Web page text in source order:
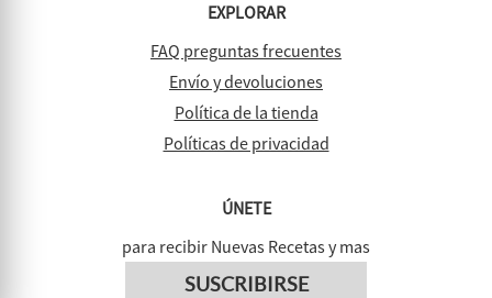
EXPLORAR
FAQ preguntas frecuentes
Envío y devoluciones
Política de la tienda
Políticas de privacidad
ÚNETE
para recibir Nuevas Recetas y mas
SUSCRIBIRSE